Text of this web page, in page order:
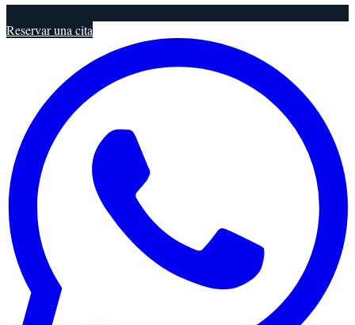
Reservar una cita